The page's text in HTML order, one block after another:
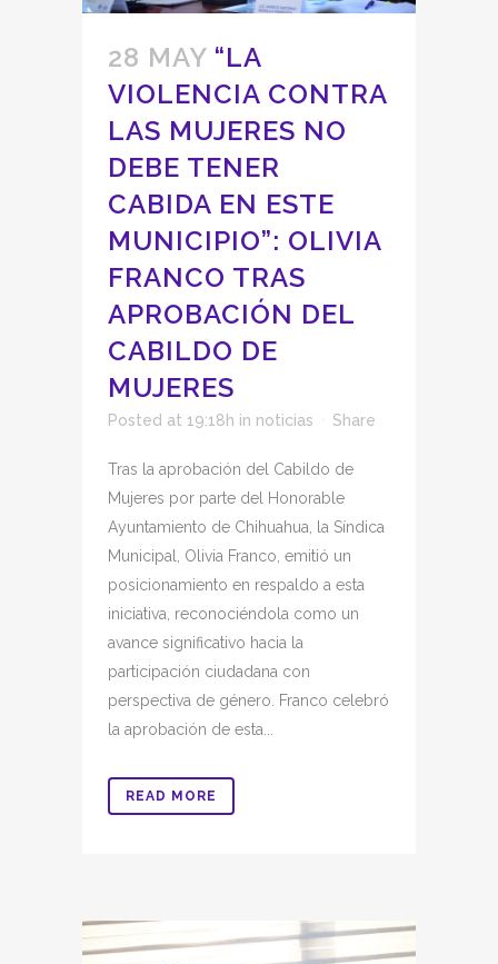
28 MAY “LA
VIOLENCIA CONTRA
LAS MUJERES NO
DEBE TENER
CABIDA EN ESTE
MUNICIPIO”: OLIVIA
FRANCO TRAS
APROBACIÓN DEL
CABILDO DE
MUJERES
Posted at 19:18h in noticias Share
Tras la aprobación del Cabildo de
Mujeres por parte del Honorable
Ayuntamiento de Chihuahua, la Síndica
Municipal, Olivia Franco, emitió un
posicionamiento en respaldo a esta
iniciativa, reconociéndola como un
avance significativo hacia la
participación ciudadana con
perspectiva de género. Franco celebró
la aprobación de esta...
READ MORE